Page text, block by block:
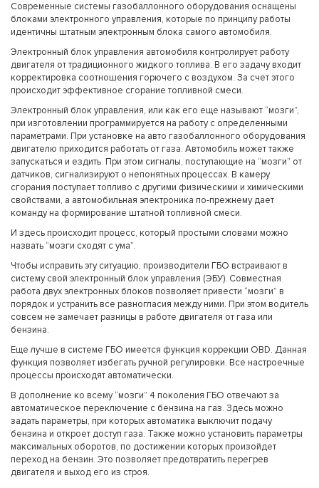
Современные системы газобаллонного оборудования оснащены
блоками электронного управления, которые по принципу работы
идентичны штатным электронным блока самого автомобиля.
Электронный блок управления автомобиля контролирует работу
двигателя от традиционного жидкого топлива. В его задачу входит
корректировка соотношения горючего с воздухом. За счет этого
происходит эффективное сгорание топливной смеси.
Электронный блок управления, или как его еще называют “мозги”,
при изготовлении программируется на работу с определенными
параметрами. При установке на авто газобаллонного оборудования
двигателю приходится работать от газа. Автомобиль может также
запускаться и ездить. При этом сигналы, поступающие на “мозги” от
датчиков, сигнализируют о непонятных процессах. В камеру
сгорания поступает топливо с другими физическими и химическими
свойствами, а автомобильная электроника по-прежнему дает
команду на формирование штатной топливной смеси.
И здесь происходит процесс, который простыми словами можно
назвать “мозги сходят с ума”.
Чтобы исправить эту ситуацию, производители ГБО встраивают в
систему свой электронный блок управления (ЭБУ). Совместная
работа двух электронных блоков позволяет привести “мозги” в
порядок и устранить все разногласия между ними. При этом водитель
совсем не замечает разницы в работе двигателя от газа или
бензина.
Еще лучше в системе ГБО имеется функция коррекции OBD. Данная
функция позволяет избегать ручной регулировки. Все настроечные
процессы происходят автоматически.
В дополнение ко всему “мозги” 4 поколения ГБО отвечают за
автоматическое переключение с бензина на газ. Здесь можно
задать параметры, при которых автоматика выключит подачу
бензина и откроет доступ газа. Также можно установить параметры
максимальных оборотов, по достижении которых произойдет
переход на бензин. Это позволяет предотвратить перегрев
двигателя и выход его из строя.